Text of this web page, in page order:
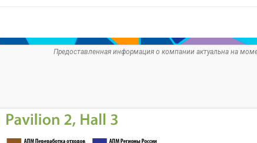
Предоставленная информация о компании актуальна на